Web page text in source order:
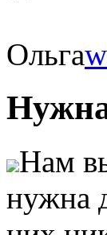
Ольга
Нам
нужна